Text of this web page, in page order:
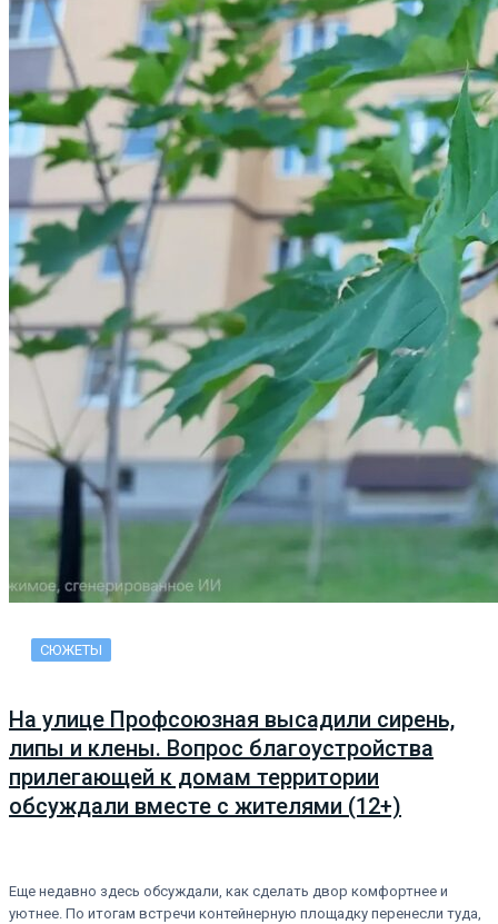
СЮЖЕТЫ
На улице Профсоюзная высадили сирень,
липы и клены. Вопрос благоустройства
прилегающей к домам территории
обсуждали вместе с жителями (12+)
Еще недавно здесь обсуждали, как сделать двор комфортнее и
уютнее. По итогам встречи контейнерную площадку перенесли туда,